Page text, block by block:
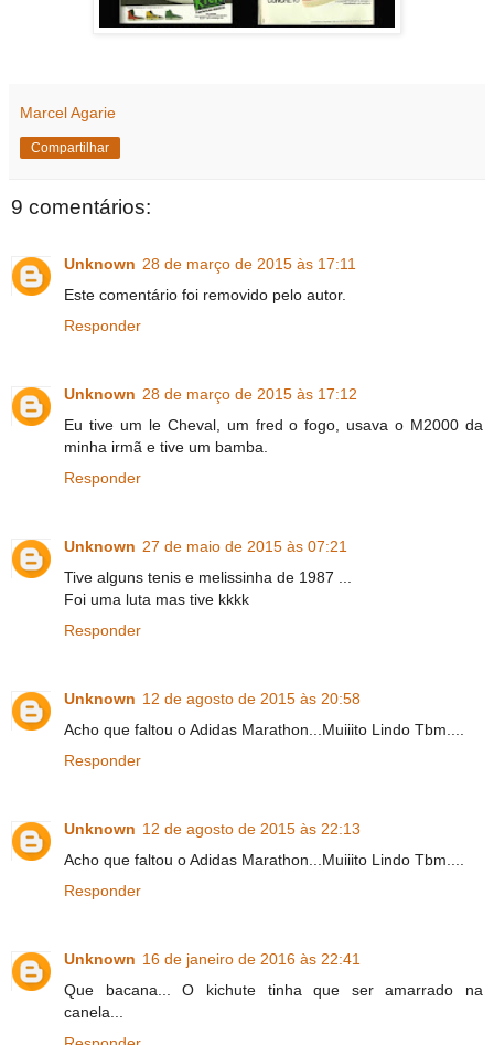
Marcel Agarie
Compartilhar
9 comentários:
Unknown 28 de março de 2015 às 17:11
Este comentário foi removido pelo autor.
Responder
Unknown 28 de março de 2015 às 17:12
Eu tive um le Cheval, um fred o fogo, usava o M2000 da
minha irmã e tive um bamba.
Responder
Unknown 27 de maio de 2015 às 07:21
Tive alguns tenis e melissinha de 1987 ...
Foi uma luta mas tive kkkk
Responder
Unknown 12 de agosto de 2015 às 20:58
Acho que faltou o Adidas Marathon...Muiiito Lindo Tbm....
Responder
Unknown 12 de agosto de 2015 às 22:13
Acho que faltou o Adidas Marathon...Muiiito Lindo Tbm....
Responder
Unknown 16 de janeiro de 2016 às 22:41
Que bacana... O kichute tinha que ser amarrado na
canela...